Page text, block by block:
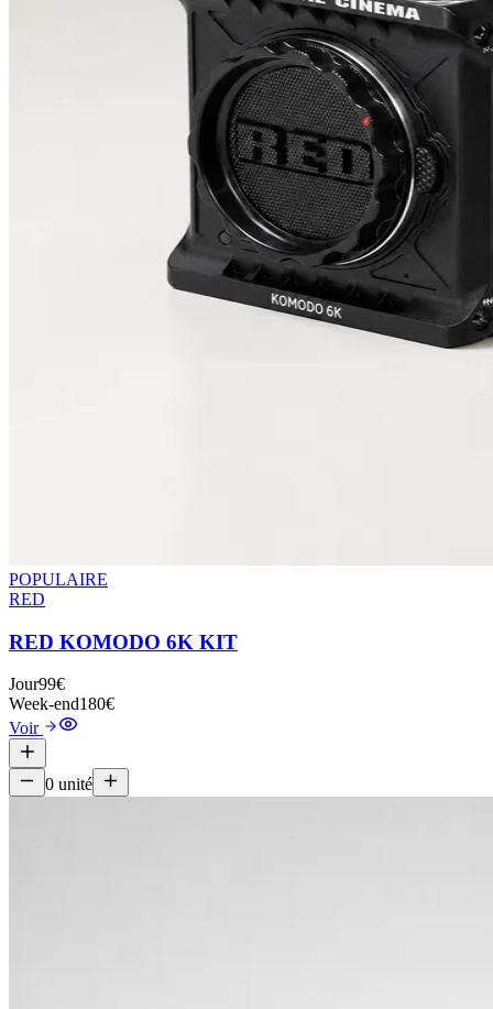
POPULAIRE
RED
RED KOMODO 6K KIT
Jour99€
Week-end180€
Voir
0 unité